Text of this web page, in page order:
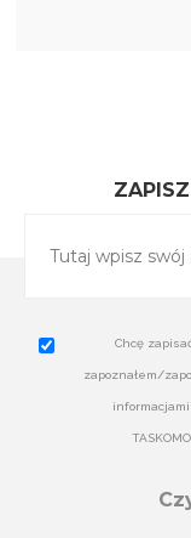
Chcę
zapoznałem/